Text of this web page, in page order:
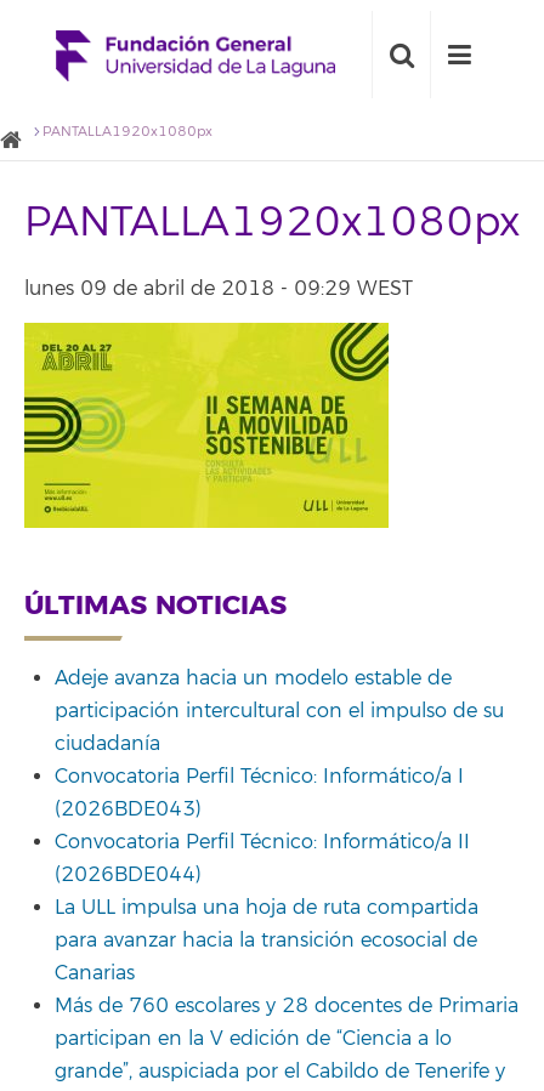
PANTALLA1920x1080px
PANTALLA1920x1080px
lunes 09 de abril de 2018 - 09:29 WEST
ÚLTIMAS NOTICIAS
Adeje avanza hacia un modelo estable de
participación intercultural con el impulso de su
ciudadanía
Convocatoria Perfil Técnico: Informático/a I
(2026BDE043)
Convocatoria Perfil Técnico: Informático/a II
(2026BDE044)
La ULL impulsa una hoja de ruta compartida
para avanzar hacia la transición ecosocial de
Canarias
Más de 760 escolares y 28 docentes de Primaria
participan en la V edición de “Ciencia a lo
grande”, auspiciada por el Cabildo de Tenerife y